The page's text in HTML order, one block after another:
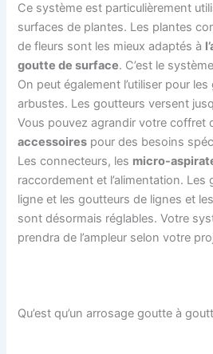
Ce système est particulièrement
surfaces de plantes. Les plantes
de fleurs sont les mieux adaptés à
goutte de surface. C’est le
On peut également l’utiliser pour
arbustes. Les goutteurs versent
Vous pouvez agrandir votre coffret
accessoires pour des besoins
Les connecteurs, les micro-
raccordement et l’alimentation.
ligne et les goutteurs de lignes et
sont désormais réglables. Votre
prendra de l’ampleur selon votre
Qu’est qu’un arrosage goutte à